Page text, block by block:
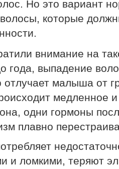
Но это вариант
которые
внимание на
года, выпадение
малыша от
медленное
одни гормоны
плавно
и ломкими, теряют